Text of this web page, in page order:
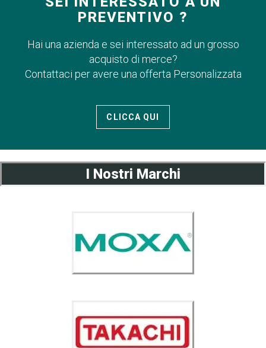
PREVENTIVO ?
Hai una azienda e sei interessato ad un grosso
acquisto di merce?
Contattaci per avere una offerta Personalizzata
CLICCA QUI
I Nostri Marchi